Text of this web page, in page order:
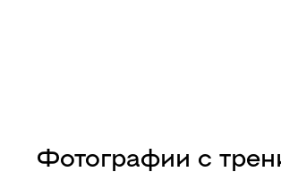
Фотографии с